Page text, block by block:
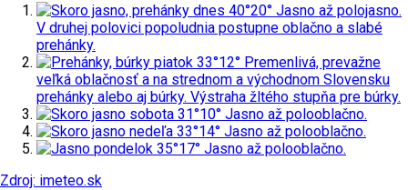
dnes 40°20° Jasno až polojasno.
V druhej polovici popoludnia postupne oblačno a slabé
prehánky.
piatok 33°12° Premenlivá, prevažne
veľká oblačnosť a na strednom a východnom Slovensku
prehánky alebo aj búrky. Výstraha žltého stupňa pre búrky.
sobota 31°10° Jasno až polooblačno.
nedeľa 33°14° Jasno až polooblačno.
pondelok 35°17° Jasno až polooblačno.
Zdroj: imeteo.sk